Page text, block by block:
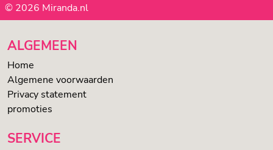
© 2026 Miranda.nl
ALGEMEEN
Home
Algemene voorwaarden
Privacy statement
promoties
SERVICE